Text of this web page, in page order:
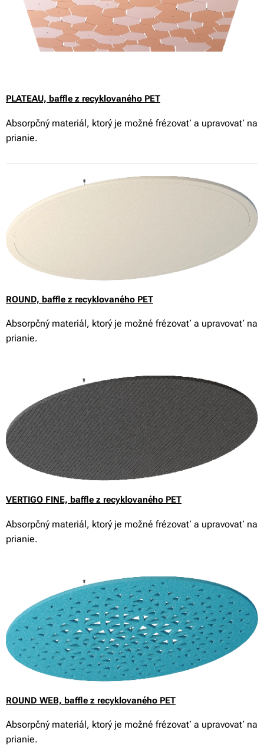
PLATEAU, baffle z recyklovaného PET
Absorpčný materiál, ktorý je možné frézovať a upravovať na
prianie.
ROUND, baffle z recyklovaného PET
Absorpčný materiál, ktorý je možné frézovať a upravovať na
prianie.
VERTIGO FINE, baffle z recyklovaného PET
Absorpčný materiál, ktorý je možné frézovať a upravovať na
prianie.
ROUND WEB, baffle z recyklovaného PET
Absorpčný materiál, ktorý je možné frézovať a upravovať na
prianie.